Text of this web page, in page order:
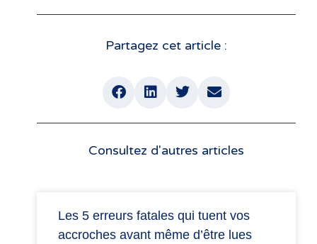
Partagez cet article :
Consultez d'autres articles
Les 5 erreurs fatales qui tuent vos
accroches avant même d’être lues